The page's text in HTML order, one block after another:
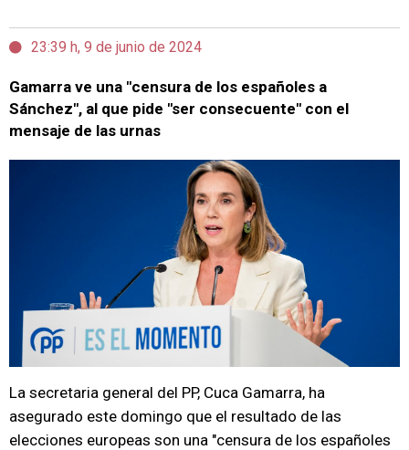
23:39 h, 9 de junio de 2024
Gamarra ve una "censura de los españoles a
Sánchez", al que pide "ser consecuente" con el
mensaje de las urnas
La secretaria general del PP, Cuca Gamarra, ha
asegurado este domingo que el resultado de las
elecciones europeas son una "censura de los españoles